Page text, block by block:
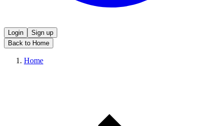
Login
Sign up
Back to Home
Home